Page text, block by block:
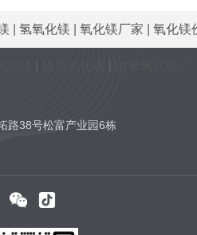
氢氧化镁 氧化镁厂家 氧化镁
路38号松富产业园6栋